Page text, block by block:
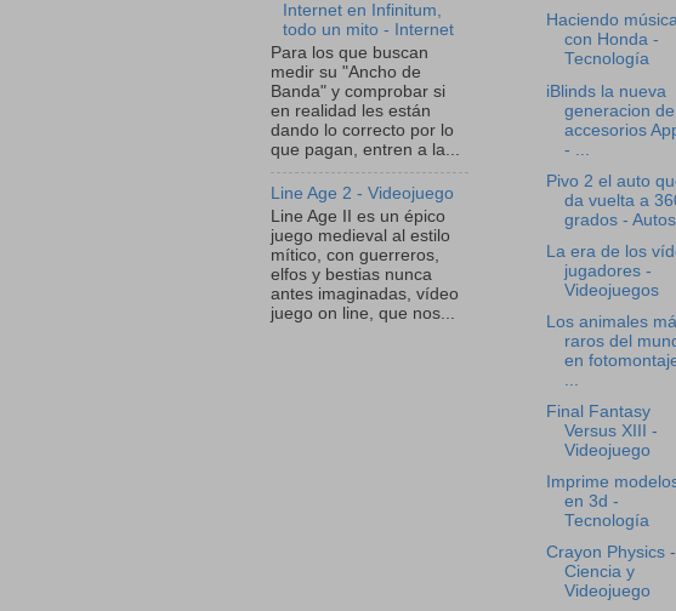
Internet en Infinitum,
todo un mito - Internet
Para los que buscan
medir su "Ancho de
Banda" y comprobar si
en realidad les están
dando lo correcto por lo
que pagan, entren a la...
Line Age 2 - Videojuego
Line Age II es un épico
juego medieval al estilo
mítico, con guerreros,
elfos y bestias nunca
antes imaginadas, vídeo
juego on line, que nos...
Haciendo
con Honda -
Tecnología
iBlinds la nueva
generacion de
accesorios
- ...
Pivo 2 el auto
da vuelta a
grados - Autos
La era de los
jugadores -
Videojuegos
Los animales
raros del
en
Final Fantasy
Versus XIII -
Videojuego
Imprime
en 3d -
Tecnología
Crayon Physics -
Ciencia y
Videojuego